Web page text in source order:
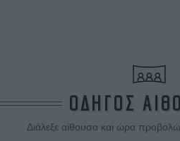
ΟΔΗΓΟΣ
Διάλεξε αίθουσα και ώρα